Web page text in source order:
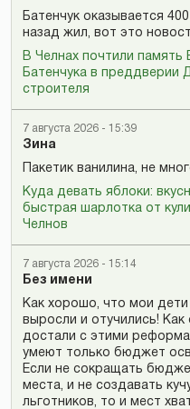
Батенчук оказывается
назад жил, вот это
В Челнах почтили память
Батенчука в преддверии
строителя
7 августа 2026 - 15:39
Зина
Пакетик ванилина, не
Куда девать яблоки:
быстрая шарлотка от
Челнов
7 августа 2026 - 15:14
Без имени
Как хорошо, что мои дети
выросли и отучились! Как
достали с этими
умеют только бюджет
Если не сокращать
места, и не создавать
льготников, то и мест